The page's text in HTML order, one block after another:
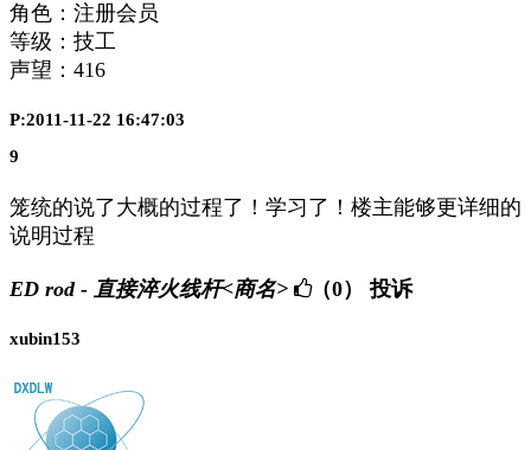
角色：注册会员
等级：技工
声望： 416
P:2011-11-22 16:47:03
9
笼统的说了大概的过程了！学习了！楼主能够更详细的
说明过程
ED rod - 直接淬火线杆<商名> （0） 投诉
xubin153